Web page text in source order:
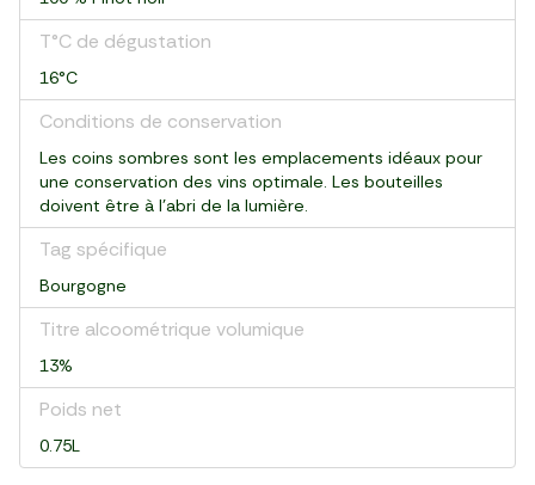
T°C de dégustation
16°C
Conditions de conservation
Les coins sombres sont les emplacements idéaux pour
une conservation des vins optimale. Les bouteilles
doivent être à l'abri de la lumière.
Tag spécifique
Bourgogne
Titre alcoométrique volumique
13%
Poids net
0.75L